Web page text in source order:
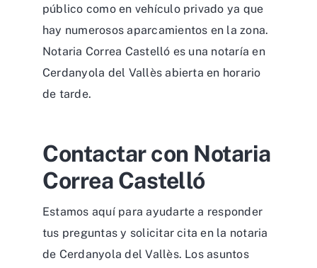
público como en vehículo privado ya que
hay numerosos aparcamientos en la zona.
Notaria Correa Castelló es una notaría en
Cerdanyola del Vallès abierta en horario
de tarde.
Contactar con Notaria
Correa Castelló
Estamos aquí para ayudarte a responder
tus preguntas y solicitar cita en la notaria
de Cerdanyola del Vallès. Los asuntos